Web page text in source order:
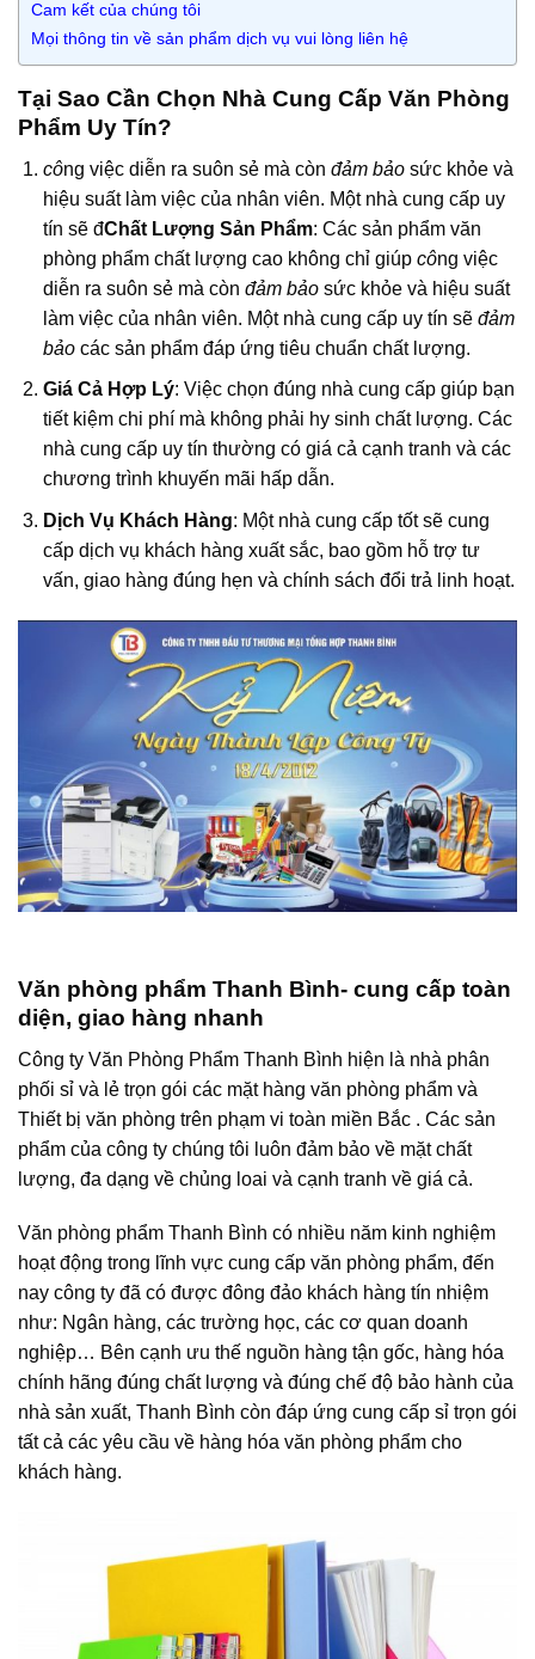
Cam kết của chúng tôi
Mọi thông tin về sản phẩm dịch vụ vui lòng liên hệ
Tại Sao Cần Chọn Nhà Cung Cấp Văn Phòng
Phẩm Uy Tín?
công việc diễn ra suôn sẻ mà còn đảm bảo sức khỏe và
hiệu suất làm việc của nhân viên. Một nhà cung cấp uy
tín sẽ đChất Lượng Sản Phẩm: Các sản phẩm văn
phòng phẩm chất lượng cao không chỉ giúp công việc
diễn ra suôn sẻ mà còn đảm bảo sức khỏe và hiệu suất
làm việc của nhân viên. Một nhà cung cấp uy tín sẽđảm
bảo các sản phẩm đáp ứng tiêu chuẩn chất lượng.
Giá Cả Hợp Lý: Việc chọn đúng nhà cung cấp giúp bạn
tiết kiệm chi phí mà không phải hy sinh chất lượng. Các
nhà cung cấp uy tín thường có giá cả cạnh tranh và các
chương trình khuyến mãi hấp dẫn.
Dịch Vụ Khách Hàng: Một nhà cung cấp tốt sẽ cung
cấp dịch vụ khách hàng xuất sắc, bao gồm hỗ trợ tư
vấn, giao hàng đúng hẹn và chính sách đổi trả linh hoạt.
Văn phòng phẩm Thanh Bình- cung cấp toàn
diện, giao hàng nhanh
Công ty Văn Phòng Phẩm Thanh Bình hiện là nhà phân
phối sỉ và lẻ trọn gói các mặt hàng văn phòng phẩm và
Thiết bị văn phòng trên phạm vi toàn miền Bắc . Các sản
phẩm của công ty chúng tôi luôn đảm bảo về mặt chất
lượng, đa dạng về chủng loai và cạnh tranh về giá cả.
Văn phòng phẩm Thanh Bình có nhiều năm kinh nghiệm
hoạt động trong lĩnh vực cung cấp văn phòng phẩm, đến
nay công ty đã có được đông đảo khách hàng tín nhiệm
như: Ngân hàng, các trường học, các cơ quan doanh
nghiệp… Bên cạnh ưu thế nguồn hàng tận gốc, hàng hóa
chính hãng đúng chất lượng và đúng chế độ bảo hành của
nhà sản xuất, Thanh Bình còn đáp ứng cung cấp sỉ trọn gói
tất cả các yêu cầu về hàng hóa văn phòng phẩm cho
khách hàng.